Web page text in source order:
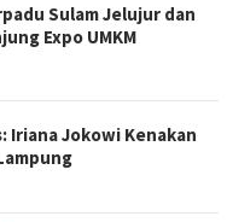
Sulam Jelujur dan
Expo UMKM
Iriana Jokowi Kenakan